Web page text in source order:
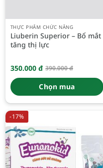
THỰC PHẨM CHỨC NĂNG
Liuberin Superior – Bổ mắt
tăng thị lực
390.000đ
Giá
gốc
là:
390.000 đ.
350.000 đ
Giá
hiện
tại
là:
350.000 đ.
Chọn mua
-17%